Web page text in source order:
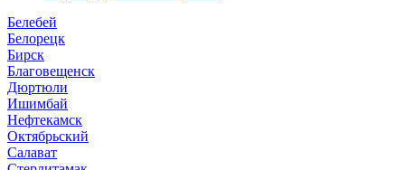
Белебей
Белорецк
Бирск
Благовещенск
Дюртюли
Ишимбай
Нефтекамск
Октябрьский
Салават